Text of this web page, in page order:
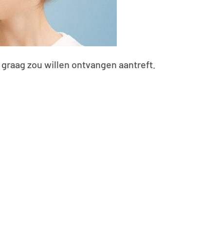
zou willen ontvangen aantreft.